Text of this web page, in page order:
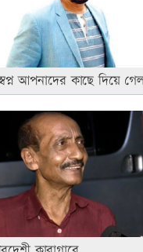
আপনাদের কাছে দিয়ে